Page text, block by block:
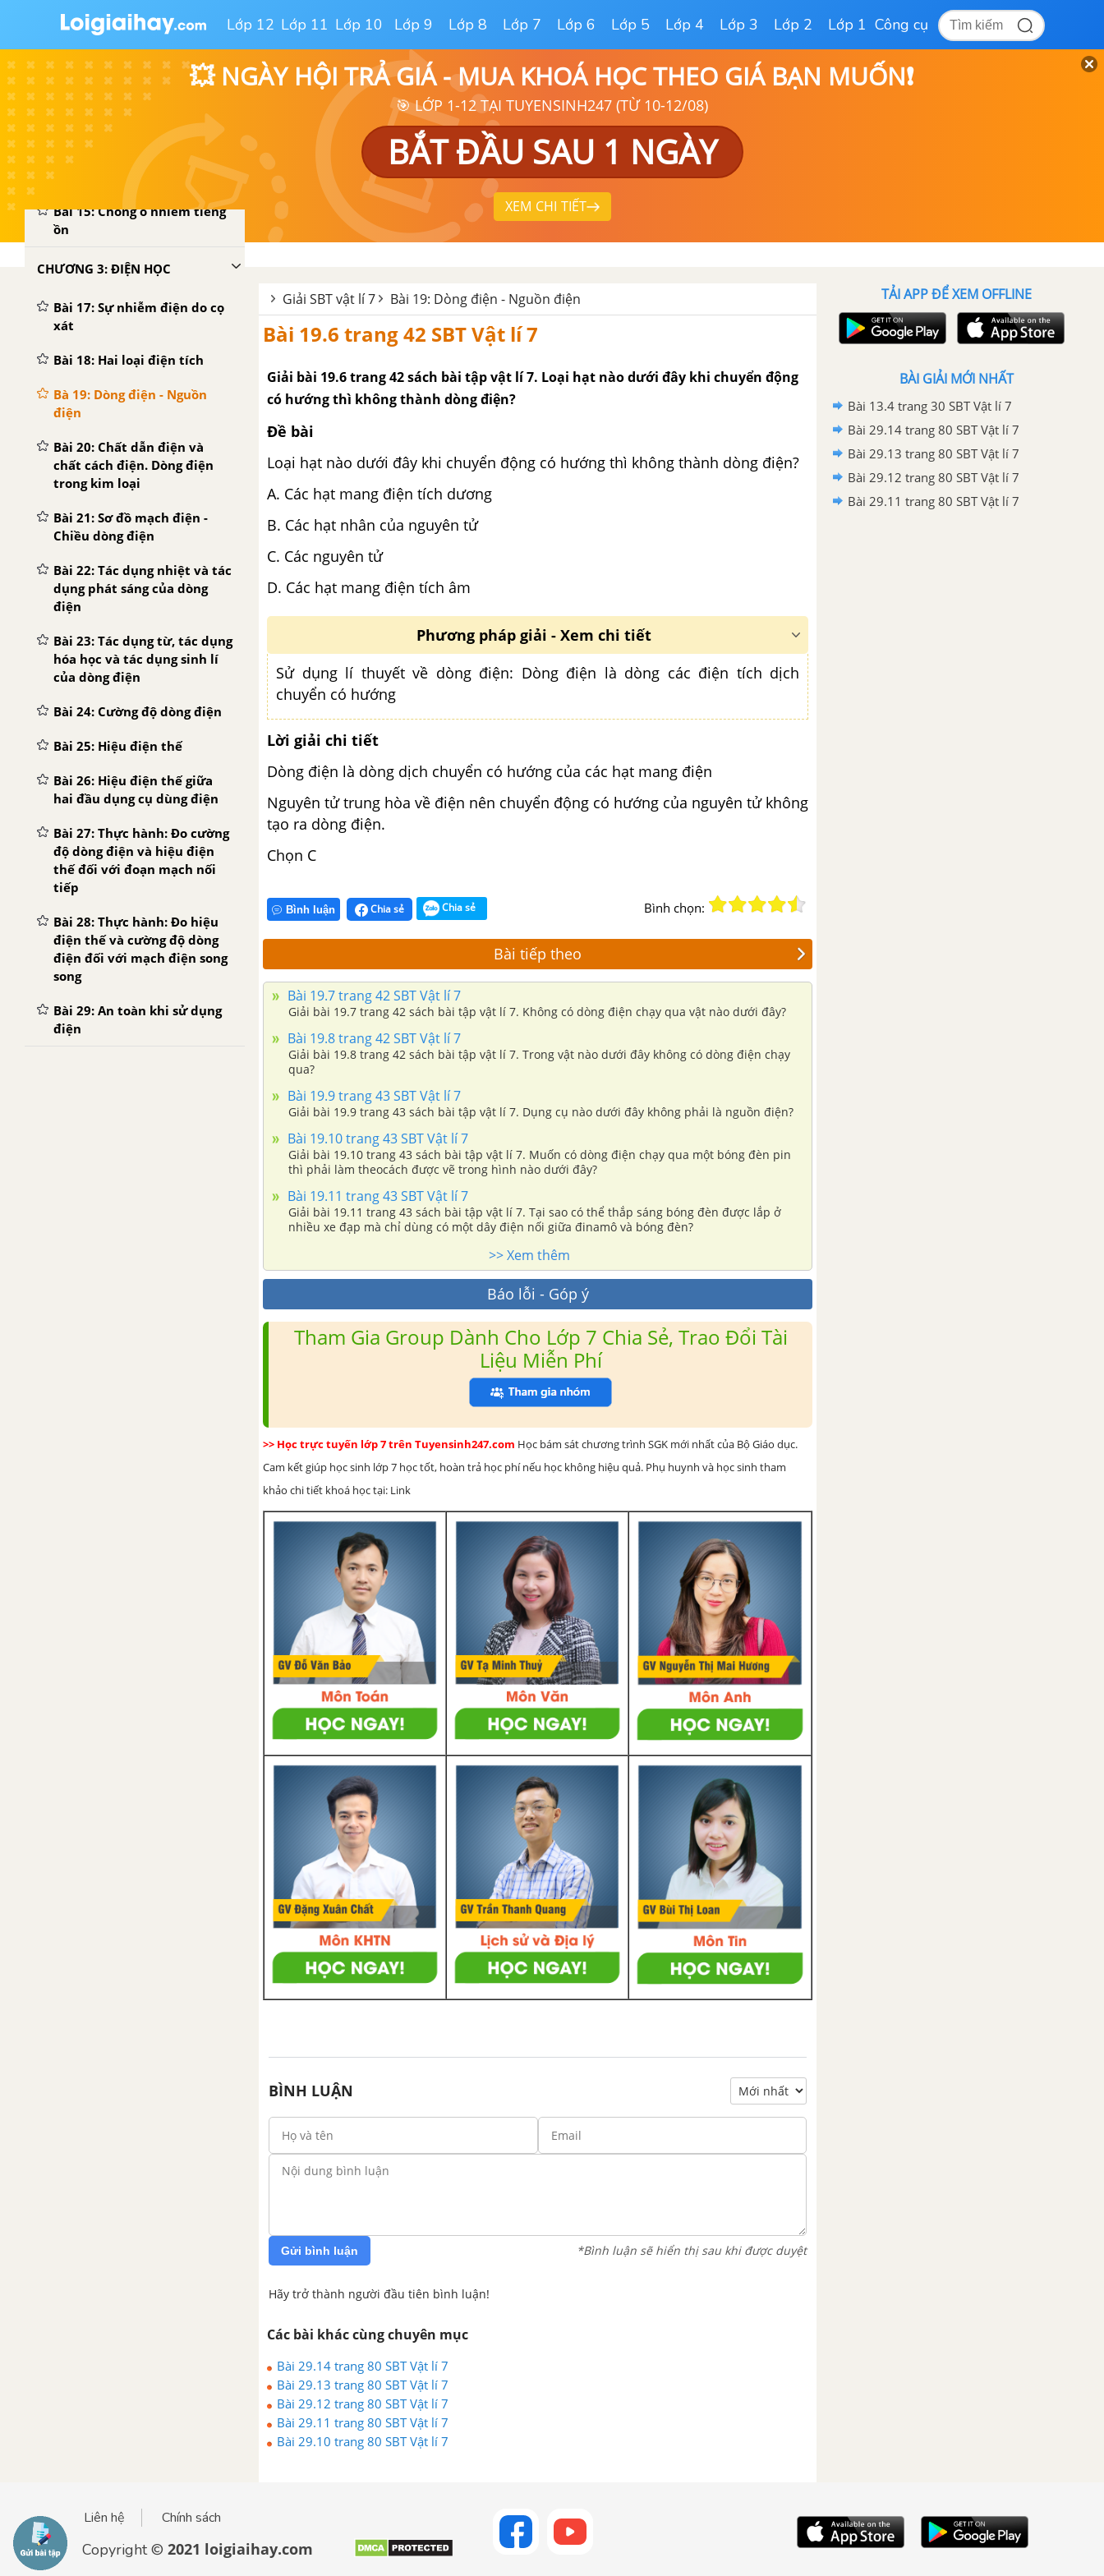
Lớp 12 Lớp 11 Lớp 10 Lớp 9 Lớp 8 Lớp 7 Lớp 6 Lớp 5 Lớp 4 Lớp 3 Lớp 2 Lớp 1 Công cụ
💥 NGÀY HỘI TRẢ GIÁ - MUA KHOÁ HỌC THEO GIÁ BẠN MUỐN❗
🎯 LỚP 1-12 TẠI TUYENSINH247 (TỪ 10-12/08)
BẮT ĐẦU SAU 1 NGÀY
XEM CHI TIẾT
Bài 11: Độ cao của âm
Bài 12: Độ to của âm
Bài 13: Môi trường truyền
âm
Bài 14: Phản xạ âm - Tiếng
vang
Bài 15: Chống ô nhiễm tiếng
ồn
CHƯƠNG 3: ĐIỆN HỌC
Bài 17: Sự nhiễm điện do cọ
xát
Bài 18: Hai loại điện tích
Bà 19: Dòng điện - Nguồn
điện
Bài 20: Chất dẫn điện và
chất cách điện. Dòng điện
trong kim loại
Bài 21: Sơ đồ mạch điện -
Chiều dòng điện
Bài 22: Tác dụng nhiệt và tác
dụng phát sáng của dòng
điện
Bài 23: Tác dụng từ, tác dụng
hóa học và tác dụng sinh lí
của dòng điện
Bài 24: Cường độ dòng điện
Bài 25: Hiệu điện thế
Bài 26: Hiệu điện thế giữa
hai đầu dụng cụ dùng điện
Bài 27: Thực hành: Đo cường
độ dòng điện và hiệu điện
thế đối với đoạn mạch nối
tiếp
Bài 28: Thực hành: Đo hiệu
điện thế và cường độ dòng
điện đối với mạch điện song
song
Bài 29: An toàn khi sử dụng
điện
Giải SBT vật lí 7 Bài 19: Dòng điện - Nguồn điện
Bài 19.6 trang 42 SBT Vật lí 7
Giải bài 19.6 trang 42 sách bài tập vật lí 7. Loại hạt nào dưới đây khi chuyển động
có hướng thì không thành dòng điện?
Đề bài
Loại hạt nào dưới đây khi chuyển động có hướng thì không thành dòng điện?
A. Các hạt mang điện tích dương
B. Các hạt nhân của nguyên tử
C. Các nguyên tử
D. Các hạt mang điện tích âm
Phương pháp giải - Xem chi tiết
Sử dụng lí thuyết về dòng điện: Dòng điện là dòng các điện tích dịch
chuyển có hướng
Lời giải chi tiết
Dòng điện là dòng dịch chuyển có hướng của các hạt mang điện
Nguyên tử trung hòa về điện nên chuyển động có hướng của nguyên tử không
tạo ra dòng điện.
Chọn C
Bình luận Chia sẻ Chia sẻ Bình chọn:
Bài tiếp theo
Bài 19.7 trang 42 SBT Vật lí 7
Giải bài 19.7 trang 42 sách bài tập vật lí 7. Không có dòng điện chạy qua vật nào dưới đây?
Bài 19.8 trang 42 SBT Vật lí 7
Giải bài 19.8 trang 42 sách bài tập vật lí 7. Trong vật nào dưới đây không có dòng điện chạy
qua?
Bài 19.9 trang 43 SBT Vật lí 7
Giải bài 19.9 trang 43 sách bài tập vật lí 7. Dụng cụ nào dưới đây không phải là nguồn điện?
Bài 19.10 trang 43 SBT Vật lí 7
Giải bài 19.10 trang 43 sách bài tập vật lí 7. Muốn có dòng điện chạy qua một bóng đèn pin
thì phải làm theocách được vẽ trong hình nào dưới đây?
Bài 19.11 trang 43 SBT Vật lí 7
Giải bài 19.11 trang 43 sách bài tập vật lí 7. Tại sao có thể thắp sáng bóng đèn được lắp ở
nhiều xe đạp mà chỉ dùng có một dây điện nối giữa đinamô và bóng đèn?
>> Xem thêm
Báo lỗi - Góp ý
Tham Gia Group Dành Cho Lớp 7 Chia Sẻ, Trao Đổi Tài
Liệu Miễn Phí
>> Học trực tuyến lớp 7 trên Tuyensinh247.com Học bám sát chương trình SGK mới nhất của Bộ Giáo dục.
Cam kết giúp học sinh lớp 7 học tốt, hoàn trả học phí nếu học không hiệu quả. Phụ huynh và học sinh tham
khảo chi tiết khoá học tại: Link
BÌNH LUẬN
Gửi bình luận *Bình luận sẽ hiển thị sau khi được duyệt
Hãy trở thành người đầu tiên bình luận!
Các bài khác cùng chuyên mục
Bài 29.14 trang 80 SBT Vật lí 7
Bài 29.13 trang 80 SBT Vật lí 7
Bài 29.12 trang 80 SBT Vật lí 7
Bài 29.11 trang 80 SBT Vật lí 7
Bài 29.10 trang 80 SBT Vật lí 7
TẢI APP ĐỂ XEM OFFLINE
BÀI GIẢI MỚI NHẤT
Bài 13.4 trang 30 SBT Vật lí 7
Bài 29.14 trang 80 SBT Vật lí 7
Bài 29.13 trang 80 SBT Vật lí 7
Bài 29.12 trang 80 SBT Vật lí 7
Bài 29.11 trang 80 SBT Vật lí 7
Liên hệ Chính sách
Copyright © 2021 loigiaihay.com